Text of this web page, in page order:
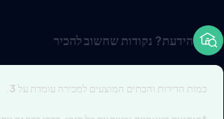
הידעת? נקודות שחשוב להכיר
כמות הדירות והבתים המוצעים למכירה עומדת על 3